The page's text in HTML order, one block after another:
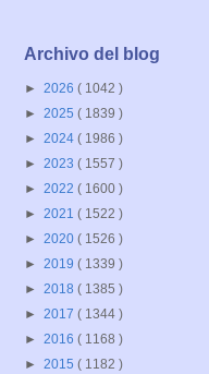
Archivo del blog
► 2026 ( 1042 )
► 2025 ( 1839 )
► 2024 ( 1986 )
► 2023 ( 1557 )
► 2022 ( 1600 )
► 2021 ( 1522 )
► 2020 ( 1526 )
► 2019 ( 1339 )
► 2018 ( 1385 )
► 2017 ( 1344 )
► 2016 ( 1168 )
► 2015 ( 1182 )